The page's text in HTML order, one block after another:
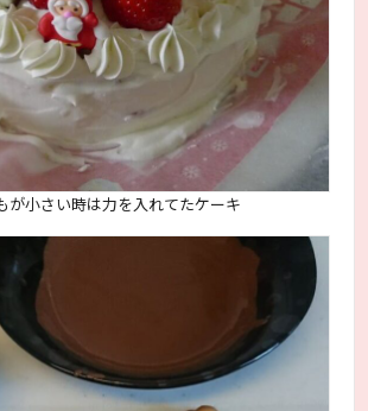
が小さい時は力を入れてたケーキ